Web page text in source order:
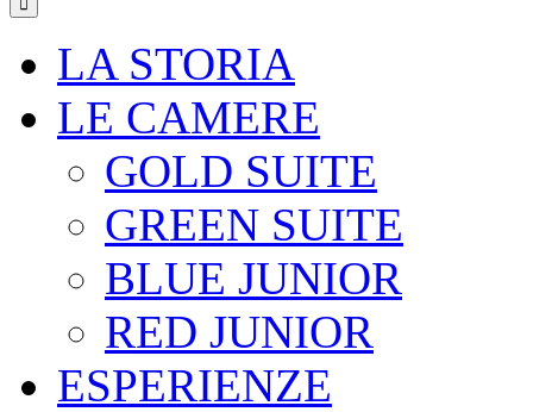
LA STORIA
LE CAMERE
GOLD SUITE
GREEN SUITE
BLUE JUNIOR
RED JUNIOR
ESPERIENZE